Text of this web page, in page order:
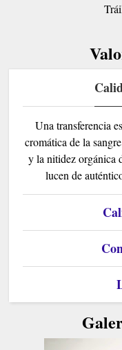
Una transferencia
cromática de la
y la nitidez orgánica
lucen de